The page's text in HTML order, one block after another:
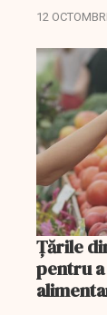
Guvernul
respectiv...
12
Țările
pentru